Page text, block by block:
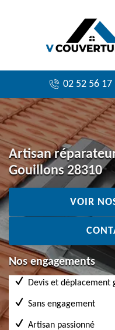
02 52 56 17
Artisan
Gouillons 28310
VOIR
Nos engagements
Devis et déplacement
Sans engagement
Artisan passionné